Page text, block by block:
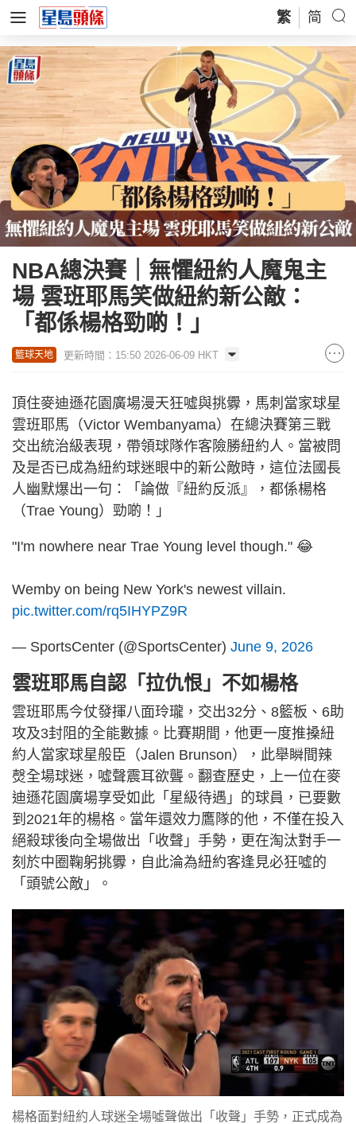
繁 简
NBA總決賽｜無懼紐約人魔鬼主
場 雲班耶馬笑做紐約新公敵：
「都係楊格勁啲！」
籃球天地 更新時間：15:50 2026-06-09 HKT
頂住麥迪遜花園廣場漫天狂噓與挑釁，馬刺當家球星
雲班耶馬（Victor Wembanyama）在總決賽第三戰
交出統治級表現，帶領球隊作客險勝紐約人。當被問
及是否已成為紐約球迷眼中的新公敵時，這位法國長
人幽默爆出一句：「論做『紐約反派』，都係楊格
（Trae Young）勁啲！」
"I'm nowhere near Trae Young level though." 😂
Wemby on being New York's newest villain.
pic.twitter.com/rq5IHYPZ9R
— SportsCenter (@SportsCenter) June 9, 2026
雲班耶馬自認「拉仇恨」不如楊格
雲班耶馬今仗發揮八面玲瓏，交出32分、8籃板、6助
攻及3封阻的全能數據。比賽期間，他更一度推搡紐
約人當家球星般臣（Jalen Brunson），此舉瞬間辣
㷫全場球迷，噓聲震耳欲聾。翻查歷史，上一位在麥
迪遜花園廣場享受如此「星級待遇」的球員，已要數
到2021年的楊格。當年還效力鷹隊的他，不僅在投入
絕殺球後向全場做出「收聲」手勢，更在淘汰對手一
刻於中圈鞠躬挑釁，自此淪為紐約客逢見必狂噓的
「頭號公敵」。
楊格面對紐約人球迷全場噓聲做出「收聲」手勢，正式成為